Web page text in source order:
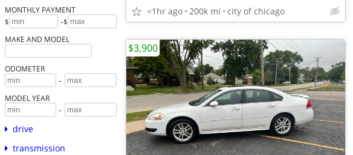
MONTHLY PAYMENT
$ -$
MAKE AND MODEL
ODOMETER
-
MODEL YEAR
-
drive
transmission
<1hr ago 200k mi city of chicago
$3,900